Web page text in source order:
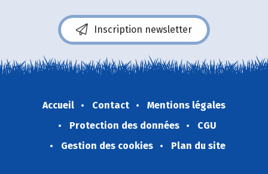
Inscription newsletter
Accueil Contact
Mentions légales
Protection des données
CGU
Gestion des cookies
Plan du site